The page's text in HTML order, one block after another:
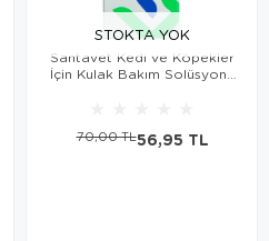
STOKTA YOK
Santavet Kedi ve Köpekler
İçin Kulak Bakım Solüsyonu
56,95 TL
70,00 TL